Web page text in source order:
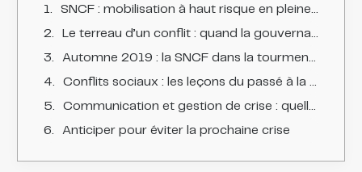
SNCF : mobilisation à haut risque en pleine transition de gouvernance
Le terreau d’un conflit : quand la gouvernance vacille
Automne 2019 : la SNCF dans la tourmente de la transition
Conflits sociaux : les leçons du passé à la SNCF
Communication et gestion de crise : quelles stratégies pour la direction ?
Anticiper pour éviter la prochaine crise